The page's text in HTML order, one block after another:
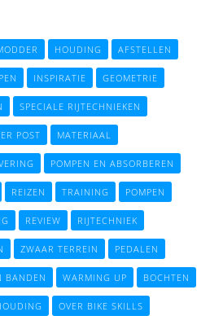
HOUDING AFSTELLEN
INSPIRATIE GEOMETRIE
SPECIALE RIJTECHNIEKEN
POST MATERIAAL
POMPEN EN ABSORBEREN
REIZEN TRAINING POMPEN
REVIEW RIJTECHNIEK
ZWAAR TERREIN PEDALEN
BANDEN WARMING UP BOCHTEN
OVER BIKE SKILLS